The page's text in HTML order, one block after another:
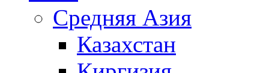
Средняя Азия
Казахстан